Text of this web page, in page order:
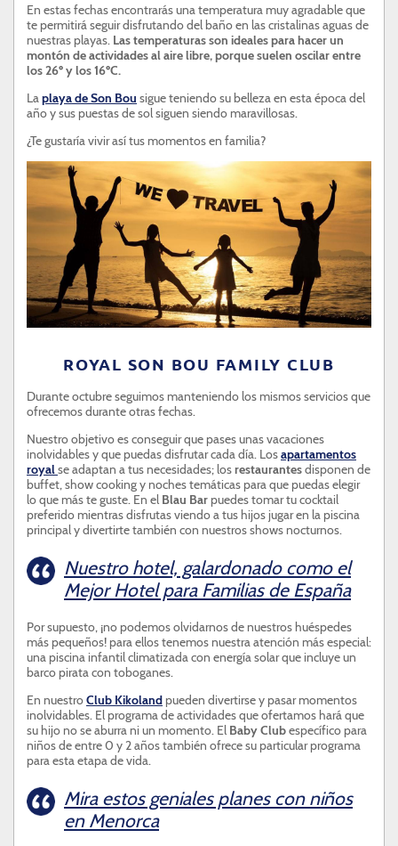
En estas fechas encontrarás una temperatura muy agradable que
te permitirá seguir disfrutando del baño en las cristalinas aguas de
nuestras playas. Las temperaturas son ideales para hacer un
montón de actividades al aire libre, porque suelen oscilar entre
los 26º y los 16ºC.
Laplaya de Son Bou sigue teniendo su belleza en esta época del
año y sus puestas de sol siguen siendo maravillosas.
¿Te gustaría vivir así tus momentos en familia?
ROYAL SON BOU FAMILY CLUB
Durante octubre seguimos manteniendo los mismos servicios que
ofrecemos durante otras fechas.
Nuestro objetivo es conseguir que pases unas vacaciones
inolvidables y que puedas disfrutar cada día. Losapartamentos
royalse adaptan a tus necesidades; losrestaurantesdisponen de
buffet, show cooking y noches temáticas para que puedas elegir
lo que más te guste. En el Blau Bar puedes tomar tu cocktail
preferido mientras disfrutas viendo a tus hijos jugar en la piscina
principal y divertirte también con nuestros shows nocturnos.
Nuestro hotel, galardonado como el
Mejor Hotel para Familias de España
Por supuesto, ¡no podemos olvidarnos de nuestros huéspedes
más pequeños! para ellos tenemos nuestra atención más especial:
una piscina infantil climatizada con energía solar que incluye un
barco pirata con toboganes.
En nuestroClub Kikoland pueden divertirse y pasar momentos
inolvidables. El programa de actividades que ofertamos hará que
su hijo no se aburra ni un momento. El Baby Clubespecífico para
niños de entre 0 y 2 años también ofrece su particular programa
para esta etapa de vida.
Mira estos geniales planes con niños
en Menorca